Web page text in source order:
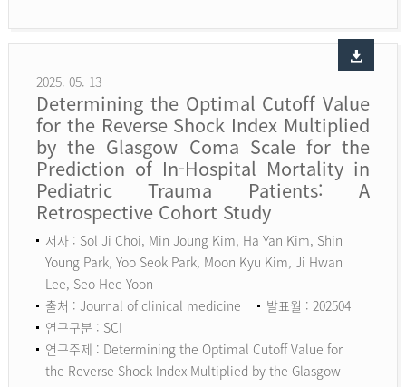
2025. 05. 13
Determining the Optimal Cutoff Value
for the Reverse Shock Index Multiplied
by the Glasgow Coma Scale for the
Prediction of In-Hospital Mortality in
Pediatric Trauma Patients: A
Retrospective Cohort Study
저자 : Sol Ji Choi, Min Joung Kim, Ha Yan Kim, Shin
Young Park, Yoo Seok Park, Moon Kyu Kim, Ji Hwan
Lee, Seo Hee Yoon
출처 : Journal of clinical medicine
발표월 : 202504
연구구분 : SCI
연구주제 : Determining the Optimal Cutoff Value for
the Reverse Shock Index Multiplied by the Glasgow